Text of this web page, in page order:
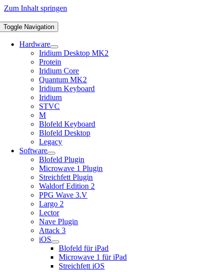
Zum Inhalt springen
Toggle Navigation
Hardware
Iridium Desktop MK2
Protein
Iridium Core
Quantum MK2
Iridium Keyboard
Iridium
STVC
M
Blofeld Keyboard
Blofeld Desktop
Legacy
Software
Blofeld Plugin
Microwave 1 Plugin
Streichfett Plugin
Waldorf Edition 2
PPG Wave 3.V
Largo 2
Lector
Nave Plugin
Attack 3
iOS
Blofeld für iPad
Microwave 1 für iPad
Streichfett iOS